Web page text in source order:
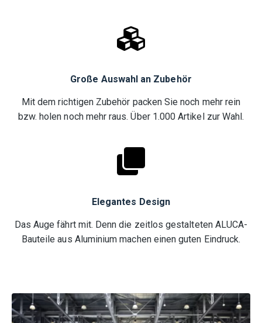
Große Auswahl an Zubehör
Mit dem richtigen Zubehör packen Sie noch mehr rein
bzw. holen noch mehr raus. Über 1.000 Artikel zur Wahl.
Elegantes Design
Das Auge fährt mit. Denn die zeitlos gestalteten ALUCA-
Bauteile aus Aluminium machen einen guten Eindruck.